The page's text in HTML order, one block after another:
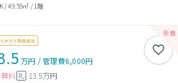
/49.59㎡ / 1階
万円 /管理費6,000円
無料 礼 13.5万円